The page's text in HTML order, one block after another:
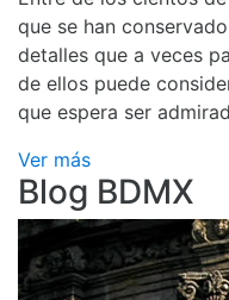
que se han
detalles que a veces
de ellos puede
que espera ser
Ver más
Blog BDMX